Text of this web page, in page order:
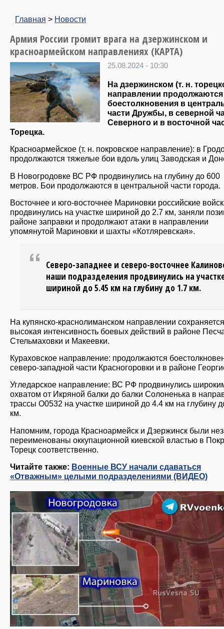
Главная > Новости
Армия России громит врага на дзержинском и
красноармейском направлениях (КАРТА)
25.08.2024 - 10:30
На дзержинском (т. н.
направлении продолжаются
боестолкновения в
части Дружбы, в северной
Северного и в восточной
Торецка.
Красноармейское (т. н. покровское направление): в
продолжаются тяжелые бои вдоль улиц Заводская и
В Новогродовке ВС РФ продвинулись на глубину до 600
метров. Бои продолжаются в центральной части города.
Восточнее и юго-восточнее Мариновки российские
продвинулись на участке шириной до 2.7 км, заняли
районе заправки и продолжают атаки в направлении
упомянутой Мариновки и шахты «Котляревская».
Северо-западнее и северо-восточнее
наши подразделения продвинулись на
шириной до 5.45 км на глубину до 1.7 км.
На купянско-краснолиманском направлении сохраняется
высокая интенсивность боевых действий в районе
Стельмаховки и Макеевки.
Кураховское направление: продолжаются
северо-западной части Красногоровки и в районе
Угледарское направление: ВС РФ продвинулись
охватом от Икряной балки до балки Солоненька в
трассы O0532 на участке шириной до 4.4 км на глубину
км.
Напомним, города Красноармейск и Дзержинск были
переименованы оккупационной киевской властью в
Торецк соответственно.
Читайте также: Военные ВСУ начали сдаваться
«Отважным» целыми подразделениями (ВИДЕО)